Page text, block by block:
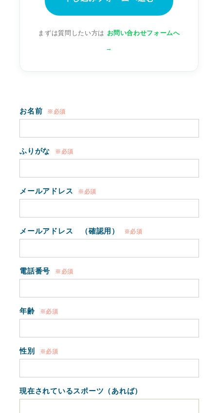
まずは質問したい方は お問い合わせフォームへ
→
お名前 ※必須
ふりがな ※必須
メールアドレス ※必須
メールアドレス （確認用） ※必須
電話番号 ※必須
年齢 ※必須
性別 ※必須
現在されているスポーツ（あれば）